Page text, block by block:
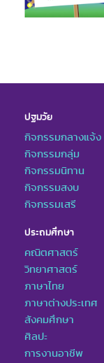
ปฐมวัย
กิจกรรมกลางแจ้ง
กิจกรรมกลุ่ม
กิจกรรมนิทาน
กิจกรรมสงบ
กิจกรรมเสรี
ประถมศึกษา
คณิตศาสตร์
วิทยาศาสตร์
ภาษาไทย
ภาษาต่างประเทศ
สังคมศึกษา
ศิลปะ
การงานอาชีพ